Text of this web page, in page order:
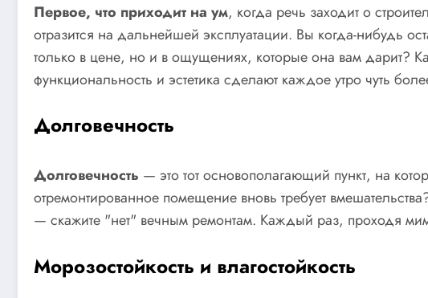
Первое, что приходит на ум, когда речь заходит о
отразится на дальнейшей эксплуатации. Вы когда-нибудь
только в цене, но и в ощущениях, которые она вам дарит?
функциональность и эстетика сделают каждое утро чуть
Долговечность
Долговечность — это тот основополагающий пункт, на
отремонтированное помещение вновь требует
— скажите "нет" вечным ремонтам. Каждый раз, проходя
Морозостойкость и влагостойкость